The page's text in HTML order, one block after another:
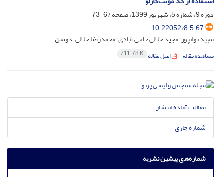
دوره 9، شماره 5، شهریور 1399، صفحه
67-73
10.22052/8.5.67
مجید توانپور؛ مجید جلالی حاجی آبادی؛ محمدرضا جلالی ندوشن
مشاهده مقاله اصل مقاله 711.78 K
مقالات آماده انتشار
شماره جاری
شماره‌های پیشین نشریه